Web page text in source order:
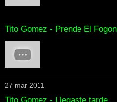
Tito Gomez - Prende El Fogon
27 mar 2011
Tito Gomez - Llegaste tarde